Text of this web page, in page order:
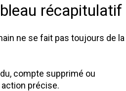
récapitulatif
ne se fait pas toujours de la
compte supprimé ou
précise.